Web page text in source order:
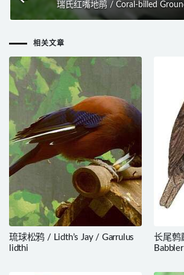
瑞氏红嘴地鹃 / Coral-billed
相关文章
琉球松鸦 / Lidth’s Jay / Garrulus
lidthi
长尾鹩